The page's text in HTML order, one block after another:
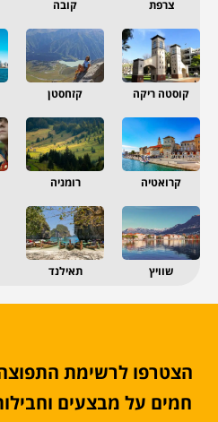
צרפת קובה
קוסטה ריקה קזחסטן
קרואטיה רומניה
שוויץ תאילנד
הצטרפו לרשימת התפוצה
חמים על מבצעים